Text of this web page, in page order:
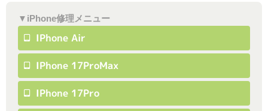
▼iPhone修理メニュー
IPhone Air
IPhone 17ProMax
IPhone 17Pro